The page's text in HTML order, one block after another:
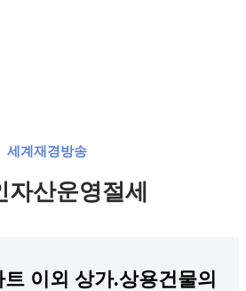
세계재경방송
자산운영절세
이외 상가.상용건물의